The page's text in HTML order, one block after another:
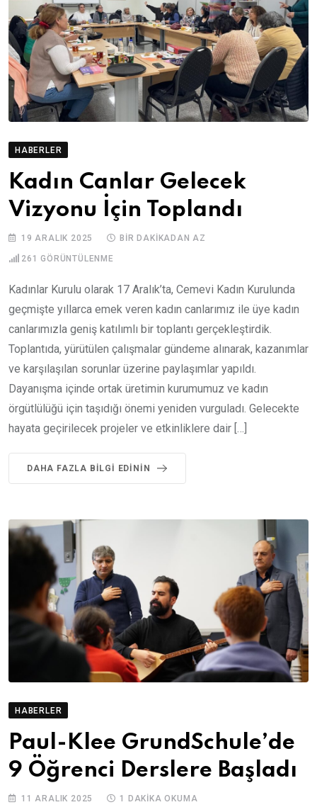
HABERLER
Kadın Canlar Gelecek
Vizyonu İçin Toplandı
19 ARALIK 2025 BIR DAKIKADAN AZ
261 GÖRÜNTÜLENME
Kadınlar Kurulu olarak 17 Aralık’ta, Cemevi Kadın Kurulunda
geçmişte yıllarca emek veren kadın canlarımız ile üye kadın
canlarımızla geniş katılımlı bir toplantı gerçekleştirdik.
Toplantıda, yürütülen çalışmalar gündeme alınarak, kazanımlar
ve karşılaşılan sorunlar üzerine paylaşımlar yapıldı.
Dayanışma içinde ortak üretimin kurumumuz ve kadın
örgütlülüğü için taşıdığı önemi yeniden vurguladı. Gelecekte
hayata geçirilecek projeler ve etkinliklere dair […]
DAHA FAZLA BILGI EDININ
HABERLER
Paul-Klee GrundSchule’de
9 Öğrenci Derslere Başladı
11 ARALIK 2025 1 DAKIKA OKUMA